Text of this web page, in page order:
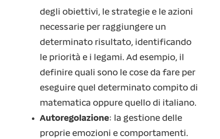
degli obiettivi, le strategie e le azioni
necessarie per raggiungere un
determinato risultato, identificando
le priorità e i legami. Ad esempio, il
definire quali sono le cose da fare per
eseguire quel determinato compito di
matematica oppure quello di italiano.
Autoregolazione: la gestione delle
proprie emozioni e comportamenti.